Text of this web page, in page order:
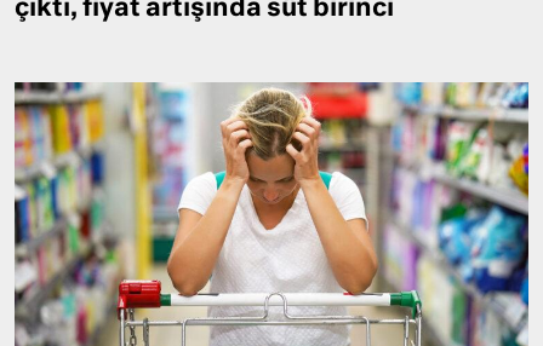
çıktı, fiyat artışında süt birinci